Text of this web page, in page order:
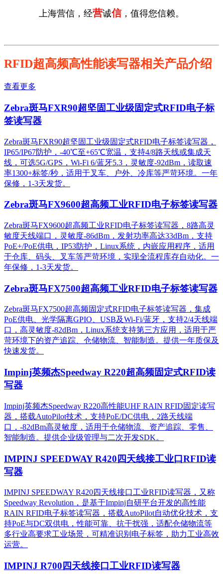
上海营信，经营诚信，值得您信赖。
RFID超高频高性能读写器相关产品介绍
查看更多
Zebra斑马FXR90超坚固工业级固定式RFID电子标
签读写器
Zebra斑马FXR90超坚固工业级固定式RFID电子标签读写器，
IP65/IP67防护，-40℃至+65℃宽温，支持4/8路天线或集成天
线，可选5G/GPS，Wi-Fi 6/蓝牙5.3，灵敏度-92dBm，读取速
率1300+标签/秒，适用于叉车、户外、冷库等严苛环境。一年
保修，1-3天发货。
Zebra斑马FX9600超高频工业RFID电子标签读写器
Zebra斑马FX9600超高频工业RFID电子标签读写器，8路高灵
敏度天线端口，灵敏度-86dBm，发射功率高达33dBm，支持
PoE+/PoE供电，IP53防护，Linux系统，内嵌应用程序，适用
于仓库、码头、叉车等严苛环境，实现全流程库存自动化。一
年保修，1-3天发货。
Zebra斑马FX7500超高频工业RFID电子标签读写器
Zebra斑马FX7500超高频固定式RFID电子标签读写器，集成
PoE供电、光学隔离GPIO、USB及Wi-Fi/蓝牙，支持2/4天线端
口，高灵敏度-82dBm，Linux系统支持第三方应用，适用于严
苛环境下的资产追踪、仓储物流、智能制造。提供一年质保及
快速发货。
Impinj英频杰Speedway R220超高频固定式RFID读
写器
Impinj英频杰Speedway R220高性能UHF RAIN RFID固定读写
器，搭载AutoPilot技术，支持PoE/DC供电，2路天线端
口，-82dBm高灵敏度，适用于仓储物流、资产追踪、零售、
智能制造。提供企业级管理与二次开发SDK。
IMPINJ SPEEDWAY R420四天线接工业口RFID读
写器
IMPINJ SPEEDWAY R420四天线接口工业RFID读写器，又称
Speedway Revolution，是基于Impinj自研平台开发的高性能
RAIN RFID电子标签读写器，搭载AutoPilot自动优化技术，支
持PoE与DC双供电，性能可靠、抗干扰强，适配仓储物流等
多行业高要求工业场景，可精准识别电子标签，助力工业高效
运营。​
IMPINJ R700四天线接口工业RFID读写器